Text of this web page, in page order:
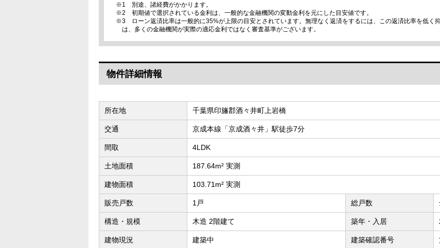
※1 別途、諸経費がかかります。
※2 初期値で選択されている金利は、一般的な金融機関の変動金利を元にした目安値です。
※3 ローン返済比率は一般的に35%が上限の目安とされています。無理なく返済をするには、この返済比率を低く
は、多くの金融機関が実際の適応金利ではなく審査基準がございます。
物件詳細情報
所在地 千葉県印旛郡酒々井町上岩橋
交通 京成本線「京成酒々井」駅徒歩7分
間取 4LDK
土地面積 187.64m² 実測
建物面積 103.71m² 実測
販売戸数 1戸 総戸数
構造・規模 木造 2階建て 築年・入居
建物現況 建築中 建築確認番号